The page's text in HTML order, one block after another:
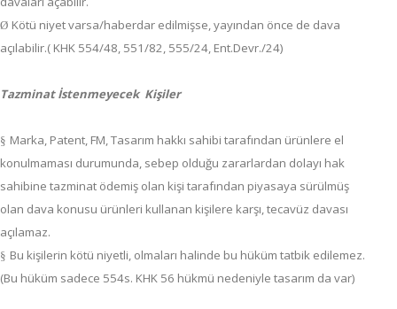
Ø Kötü niyet varsa/haberdar edilmişse, yayından önce de dava
açılabilir.( KHK 554/48, 551/82, 555/24, Ent.Devr./24)
Tazminat İstenmeyecek Kişiler
§ Marka, Patent, FM, Tasarım hakkı sahibi tarafından ürünlere el
konulmaması durumunda, sebep olduğu zararlardan dolayı hak
sahibine tazminat ödemiş olan kişi tarafından piyasaya sürülmüş
olan dava konusu ürünleri kullanan kişilere karşı, tecavüz davası
açılamaz.
§ Bu kişilerin kötü niyetli, olmaları halinde bu hüküm tatbik edilemez.
(Bu hüküm sadece 554s. KHK 56 hükmü nedeniyle tasarım da var)